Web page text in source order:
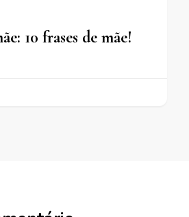
10 frases de mãe!